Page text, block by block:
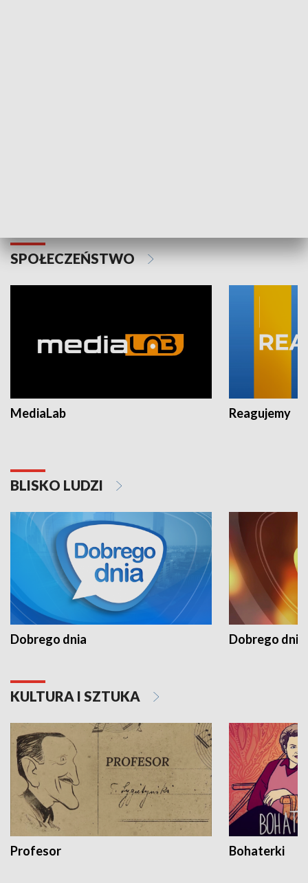
SPOŁECZEŃSTWO
MediaLab Reagujemy
BLISKO LUDZI
Dobrego dnia Dobrego dnia
KULTURA I SZTUKA
Profesor Bohaterki